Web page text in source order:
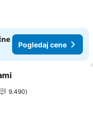
Pogledaj cene
favorite
9.490